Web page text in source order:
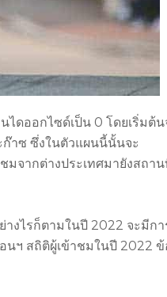
ดออกไซด์เป็น 0 โดยเริ่มต้
าซ ซึ่งในตัวแผนนี้นั้นจะ
จากต่างประเทศมายังสถา
ไรก็ตามในปี 2022 จะมีกา
นฯ สถิติผู้เข้าชมในปี 2022